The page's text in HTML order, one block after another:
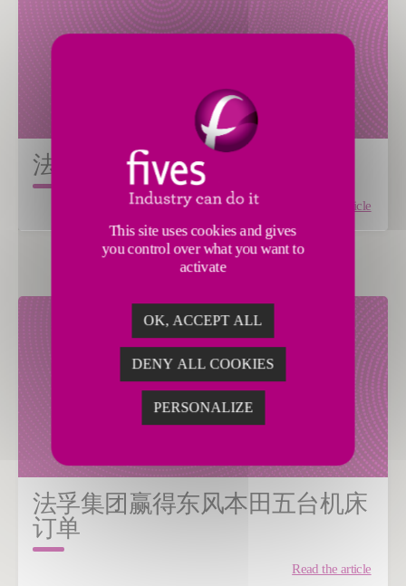
法孚将在SOUTHTEC 2019
Read the article
法孚集团赢得东风本田五台机床
订单
Read the article
This site uses cookies and gives
you control over what you want to
activate
OK, ACCEPT ALL
DENY ALL COOKIES
PERSONALIZE